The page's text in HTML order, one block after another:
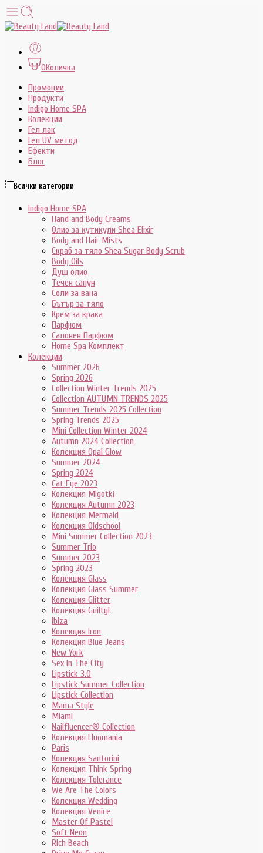
0Количка
Промоции
Продукти
Indigo Home SPA
Колекции
Гел лак
Гел UV метод
Ефекти
Блог
Всички категории
Indigo Home SPA
Hand and Body Creams
Олио за кутикули Shea Elixir
Body and Hair Mists
Скраб за тяло Shea Sugar Body Scrub
Body Oils
Душ олио
Течен сапун
Соли за вана
Бътър за тяло
Крем за крака
Парфюм
Салонен Парфюм
Home Spa Комплект
Колекции
Summer 2026
Spring 2026
Collection Winter Trends 2025
Collection AUTUMN TRENDS 2025
Summer Trends 2025 Collection
Spring Trends 2025
Mini Collection Winter 2024
Autumn 2024 Collection
Колекция Opal Glow
Summer 2024
Spring 2024
Cat Eye 2023
Колекция Migotki
Колекция Autumn 2023
Колекция Mermaid
Колекция Oldschool
Mini Summer Collection 2023
Summer Trio
Summer 2023
Spring 2023
Колекция Glass
Колекция Glass Summer
Колекция Glitter
Колекция Guilty!
Ibiza
Колекция Iron
Колекция Blue Jeans
New York
Sex In The City
Lipstick 3.0
Lipstick Summer Collection
Lipstick Collection
Mama Style
Miami
Nailfluencer® Collection
Колекция Fluomania
Paris
Колекция Santorini
Колекция Think Spring
Колекция Tolerance
We Are The Colors
Колекция Wedding
Колекция Venice
Master Of Pastel
Soft Neon
Rich Beach